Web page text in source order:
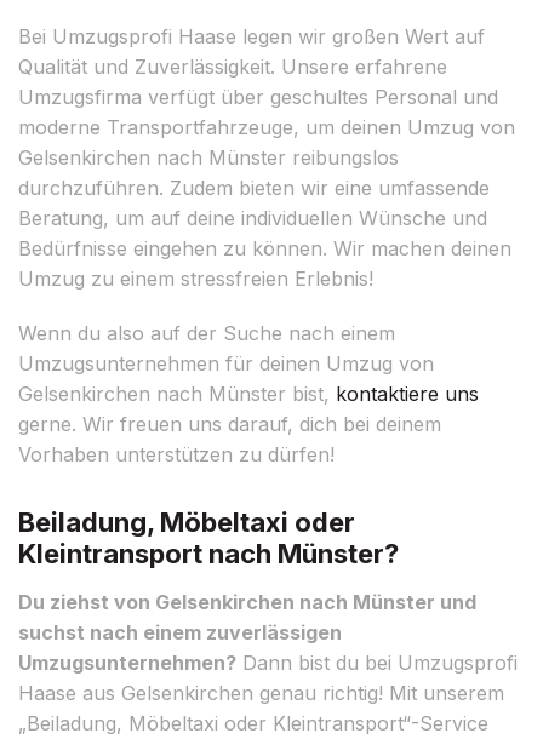
Bei Umzugsprofi Haase legen wir großen Wert auf
Qualität und Zuverlässigkeit. Unsere erfahrene
Umzugsfirma verfügt über geschultes Personal und
moderne Transportfahrzeuge, um deinen Umzug von
Gelsenkirchen nach Münster reibungslos
durchzuführen. Zudem bieten wir eine umfassende
Beratung, um auf deine individuellen Wünsche und
Bedürfnisse eingehen zu können. Wir machen deinen
Umzug zu einem stressfreien Erlebnis!
Wenn du also auf der Suche nach einem
Umzugsunternehmen für deinen Umzug von
Gelsenkirchen nach Münster bist, kontaktiere uns
gerne. Wir freuen uns darauf, dich bei deinem
Vorhaben unterstützen zu dürfen!
Beiladung, Möbeltaxi oder
Kleintransport nach Münster?
Du ziehst von Gelsenkirchen nach Münster und
suchst nach einem zuverlässigen
Umzugsunternehmen? Dann bist du bei Umzugsprofi
Haase aus Gelsenkirchen genau richtig! Mit unserem
„Beiladung, Möbeltaxi oder Kleintransport“-Service